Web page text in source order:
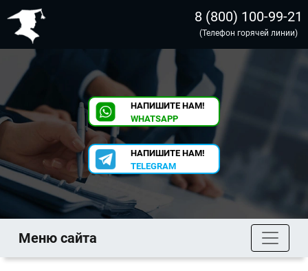
8 (800) 100-99-21
(Телефон горячей линии)
НАПИШИТЕ НАМ!
WHATSAPP
НАПИШИТЕ НАМ!
TELEGRAM
Меню сайта